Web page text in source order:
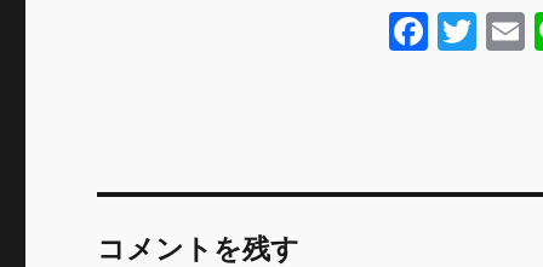
F
b
T
r
コメントを残す